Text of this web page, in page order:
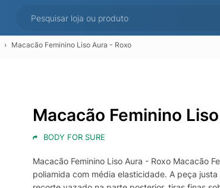
Macacão Feminino Liso Aura - Roxo
Macacão Feminino
BODY FOR SURE
Macacão Feminino Liso Aura - Roxo Macacão
poliamida com média elasticidade. A peça